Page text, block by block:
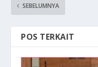
SEBELUMNYA
POS TERKAIT